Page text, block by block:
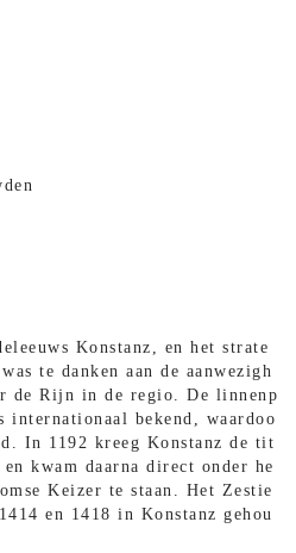
Konstanz, en het strate
te danken aan de aanwezigh
de Rijn in de regio. De linnenp
internationaal bekend, waardoo
In 1192 kreeg Konstanz de tit
kwam daarna direct onder he
Keizer te staan. Het Zestie
en 1418 in Konstanz gehou